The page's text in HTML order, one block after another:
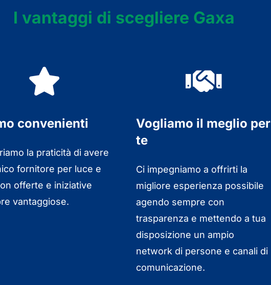
I vantaggi di scegliere Gaxa
convenienti
la praticità di avere
fornitore per luce e
offerte e iniziative
vantaggiose.
Vogliamo il meglio per
te
Ci impegniamo a offrirti la
migliore esperienza possibile
agendo sempre con
trasparenza e mettendo a tua
disposizione un ampio
network di persone e canali di
comunicazione.